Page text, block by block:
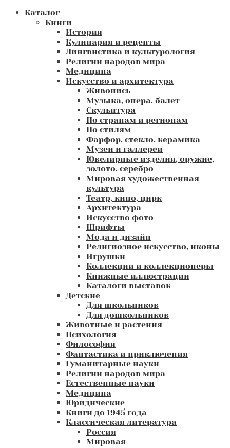
Каталог
Книги
История
Кулинария и рецепты
Лингвистика и культурология
Религии народов мира
Медицина
Искусство и архитектура
Живопись
Музыка, опера, балет
Скульптура
По странам и регионам
По стилям
Фарфор, стекло, керамика
Музеи и галлереи
Ювелирные изделия, оружие,
золото, серебро
Мировая художественная
культура
Театр, кино, цирк
Архитектура
Искусство фото
Шрифты
Мода и дизайн
Религиозное искусство, иконы
Игрушки
Коллекции и коллекционеры
Книжные иллюстрации
Каталоги выставок
Детские
Для школьников
Для дошкольников
Животные и растения
Психология
Философия
Фантастика и приключения
Гуманитарные науки
Религии народов мира
Естественные науки
Медицина
Юридические
Книги до 1945 года
Классическая литература
Россия
Мировая